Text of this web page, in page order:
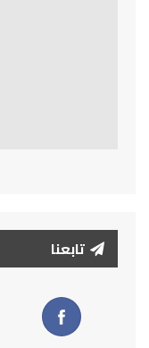
تابعنا